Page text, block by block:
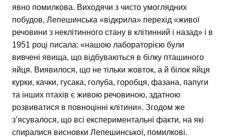
явно помилкова. Виходячи з чисто умоглядних
побудов, Лепешинська «відкрила» перехід «живої
речовини з неклітинного стану в клітинний і назад» і в
1951 році писала: «нашою лабораторією були
вивчені явища, що відбуваються в білку пташиного
яйця. Виявилося, що не тільки жовток, а й білок яйця
курки, качки, гусака, голуба, горобця, фазана, папуги
та інших птахів є живою речовиною, здатною
розвиватися в повноцінні клітини». Згодом же
з’ясувалося, що всі експериментальні факти, на які
спиралися висновки Лепешинської, помилкові.